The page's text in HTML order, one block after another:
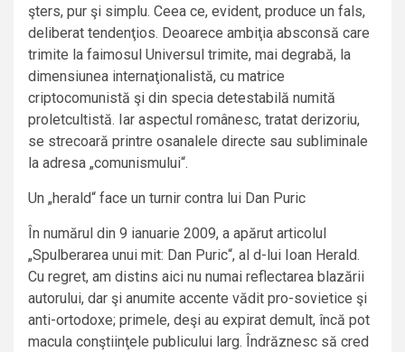
şters, pur şi simplu. Ceea ce, evident, produce un fals,
deliberat tendenţios. Deoarece ambiţia absconsă care
trimite la faimosul Universul trimite, mai degrabă, la
dimensiunea internaţionalistă, cu matrice
criptocomunistă şi din specia detestabilă numită
proletcultistă. Iar aspectul românesc, tratat derizoriu,
se strecoară printre osanalele directe sau subliminale
la adresa „comunismului“.
Un „herald“ face un turnir contra lui Dan Puric
În numărul din 9 ianuarie 2009, a apărut articolul
„Spulberarea unui mit: Dan Puric“, al d-lui Ioan Herald.
Cu regret, am distins aici nu numai reflectarea blazării
autorului, dar şi anumite accente vădit pro-sovietice şi
anti-ortodoxe; primele, deşi au expirat demult, încă pot
macula conştiinţele publicului larg. Îndrăznesc să cred